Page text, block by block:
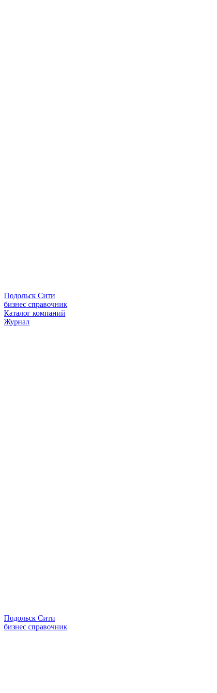
Подольск Сити
бизнес справочник
Каталог компаний
Журнал
Подольск Сити
бизнес справочник